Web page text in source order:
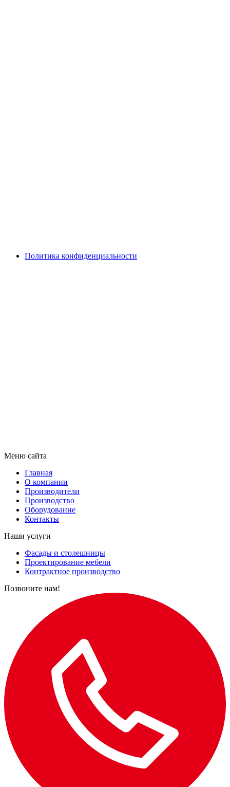
Политика конфиденциальности
Меню сайта
Главная
О компании
Производители
Производство
Оборудование
Контакты
Наши услуги
Фасады и столешницы
Проектирование мебели
Контрактное производство
Позвоните нам!